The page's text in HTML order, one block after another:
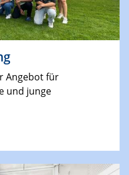
Angebot für
und junge